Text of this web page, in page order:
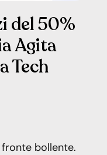
del 50%
Agita
Tech
bollente.